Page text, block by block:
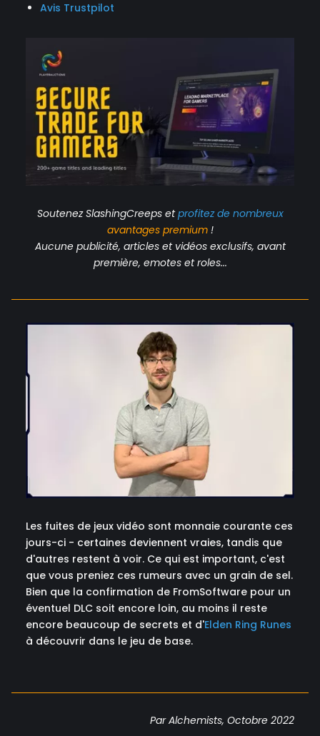
Avis Trustpilot
Soutenez SlashingCreeps etprofitez de nombreux
avantagespremium!
Aucune publicité, articles et vidéos exclusifs, avant
première, emotes et roles...
Les fuites de jeux vidéo sont monnaie courante ces
jours-ci - certaines deviennent vraies, tandis que
d'autres restent à voir. Ce qui est important, c'est
que vous preniez ces rumeurs avec un grain de sel.
Bien que la confirmation de FromSoftware pour un
éventuel DLC soit encore loin, au moins il reste
encore beaucoup de secrets et d'Elden Ring Runes
à découvrir dans le jeu de base.
Par Alchemists, Octobre 2022